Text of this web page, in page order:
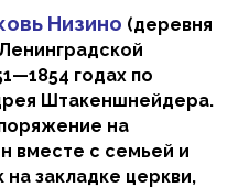
Низино (деревня
годах по
Штакеншнейдера.
на
вместе с семьей и
на закладке церкви,